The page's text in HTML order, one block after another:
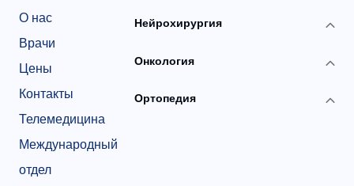
О нас
Врачи
Цены
Контакты
Телемедицина
Международный
отдел
Нейрохирургия
Онкология
Ортопедия